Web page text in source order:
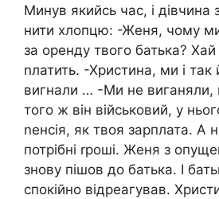
Минув якийсь час, і дівчина
нити хлопцю: -Женя, чому
за оренду твого батька?
nлатить. -Христина, ми і так
вигнали … -Ми не виганяли,
того ж він військовий, у
nенсія, як твоя зарплата. А
потрібні rроші. Женя з
знову пішов до батька. І
спокійно відреагував.